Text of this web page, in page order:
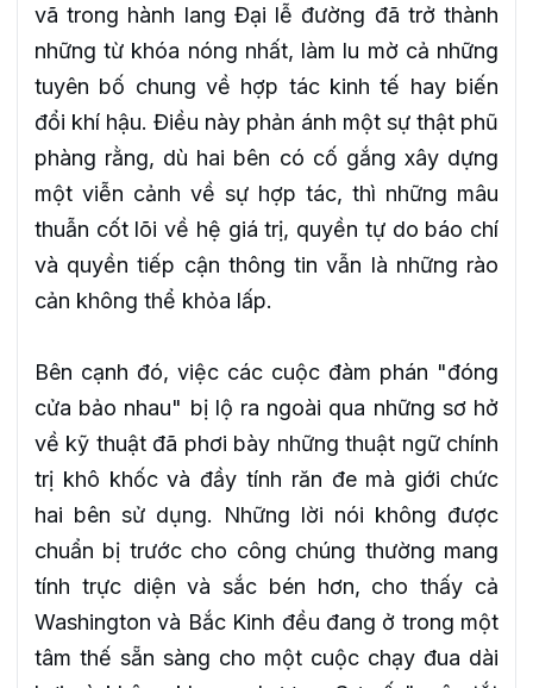
vã trong hành lang Đại lễ đường đã trở thành
những từ khóa nóng nhất, làm lu mờ cả những
tuyên bố chung về hợp tác kinh tế hay biến
đổi khí hậu. Điều này phản ánh một sự thật phũ
phàng rằng, dù hai bên có cố gắng xây dựng
một viễn cảnh về sự hợp tác, thì những mâu
thuẫn cốt lõi về hệ giá trị, quyền tự do báo chí
và quyền tiếp cận thông tin vẫn là những rào
cản không thể khỏa lấp.
Bên cạnh đó, việc các cuộc đàm phán "đóng
cửa bảo nhau" bị lộ ra ngoài qua những sơ hở
về kỹ thuật đã phơi bày những thuật ngữ chính
trị khô khốc và đầy tính răn đe mà giới chức
hai bên sử dụng. Những lời nói không được
chuẩn bị trước cho công chúng thường mang
tính trực diện và sắc bén hơn, cho thấy cả
Washington và Bắc Kinh đều đang ở trong một
tâm thế sẵn sàng cho một cuộc chạy đua dài